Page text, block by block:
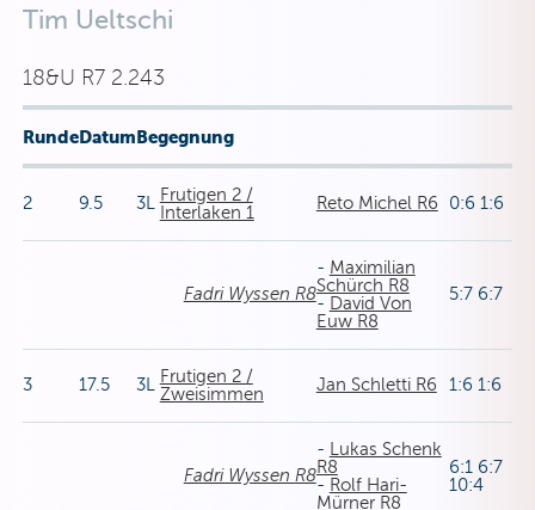
Tim Ueltschi
18&U R7 2.243
RundeDatumBegegnung
2 9.5 3LFrutigen 2 /
Interlaken 1
Reto Michel R6 0:6 1:6
Fadri Wyssen R8
- Maximilian
Schürch R8
- David Von
Euw R8
5:7 6:7
3 17.5 3LFrutigen 2 /
Zweisimmen
Jan Schletti R6 1:6 1:6
Fadri Wyssen R8
-
Lukas Schenk
R8
- Rolf Hari-
Mürner R8
6:1 6:7
10:4